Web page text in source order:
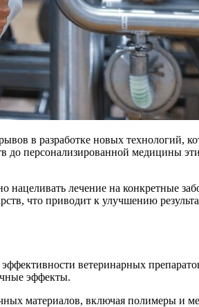
в разработке новых технологий,
до персонализированной медицины
лечение на конкретные
что приводит к улучшению
ветеринарных
эффекты.
материалов, включая полимеры и